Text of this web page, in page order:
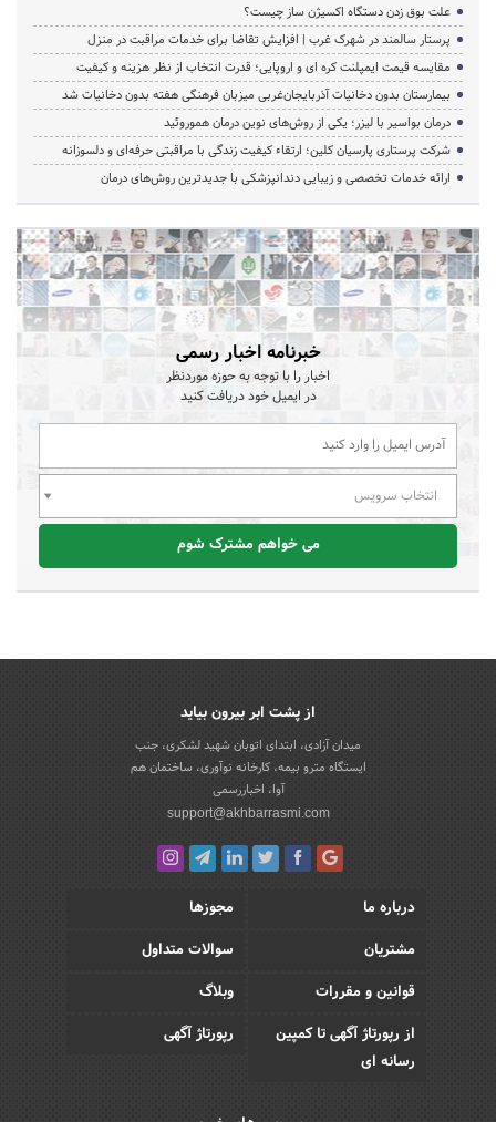
علت بوق زدن دستگاه اکسیژن ساز چیست؟
پرستار سالمند در شهرک غرب | افزایش تقاضا برای خدمات مراقبت در منزل
مقایسه قیمت ایمپلنت کره ای و اروپایی؛ قدرت انتخاب از نظر هزینه و کیفیت
بیمارستان بدون دخانیات آذربایجان‌غربی میزبان فرهنگی هفته بدون دخانیات شد
درمان بواسیر با لیزر؛ یکی از روش‌های نوین درمان هموروئید
شرکت پرستاری پارسیان کلین؛ ارتقاء کیفیت زندگی با مراقبتی حرفه‌ای و دلسوزانه
ارائه خدمات تخصصی و زیبایی دندانپزشکی با جدیدترین روش‌های درمان
خبرنامه اخبار رسمی
اخبار را با توجه به حوزه موردنظر
در ایمیل خود دریافت کنید
انتخاب سرویس
می خواهم مشترک شوم
از پشت ابر بیرون بیاید
میدان آزادی، ابتدای اتوبان شهید لشکری، جنب
ایستگاه مترو بیمه، کارخانه نوآوری، ساختمان هم
آوا، اخباررسمی
support@akhbarrasmi.com
درباره ما
مجوزها
مشتریان
سوالات متداول
قوانین و مقررات
وبلاگ
از رپورتاژ آگهی تا کمپین
رسانه ای
رپورتاژ آگهی